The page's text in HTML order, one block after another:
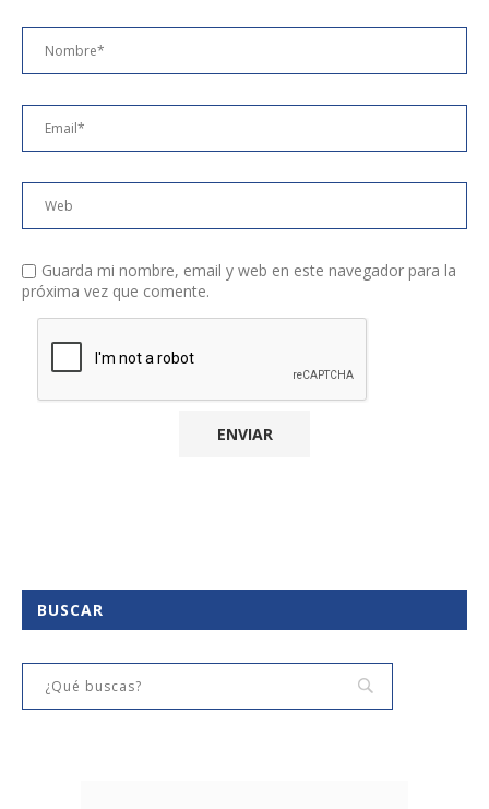
Guarda mi nombre, email y web en este navegador para la
próxima vez que comente.
BUSCAR